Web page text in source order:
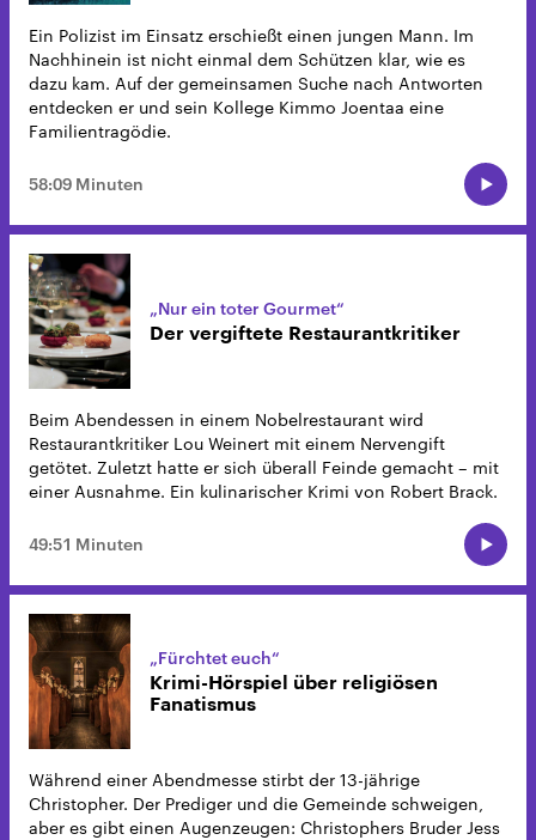
Ein Polizist im Einsatz erschießt einen jungen Mann. Im
Nachhinein ist nicht einmal dem Schützen klar, wie es
dazu kam. Auf der gemeinsamen Suche nach Antworten
entdecken er und sein Kollege Kimmo Joentaa eine
Familientragödie.
58:09 Minuten
„Nur ein toter Gourmet“
Der vergiftete Restaurantkritiker
Beim Abendessen in einem Nobelrestaurant wird
Restaurantkritiker Lou Weinert mit einem Nervengift
getötet. Zuletzt hatte er sich überall Feinde gemacht – mit
einer Ausnahme. Ein kulinarischer Krimi von Robert Brack.
49:51 Minuten
„Fürchtet euch“
Krimi-Hörspiel über religiösen
Fanatismus
Während einer Abendmesse stirbt der 13-jährige
Christopher. Der Prediger und die Gemeinde schweigen,
aber es gibt einen Augenzeugen: Christophers Bruder Jess